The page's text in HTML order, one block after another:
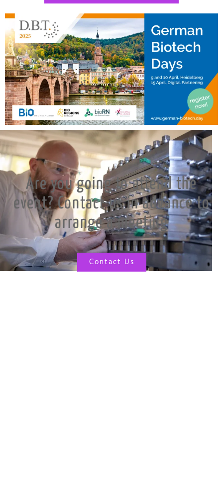
Are you going to attend the
event? Contact us in advance to
arrange a meeting
Contact Us